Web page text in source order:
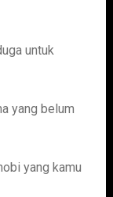
untuk
yang belum
yang kamu